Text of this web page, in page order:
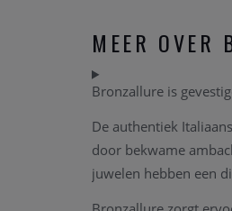
MEER OVER
Bronzallure is
De authentiek
door bekwame
juwelen hebben een